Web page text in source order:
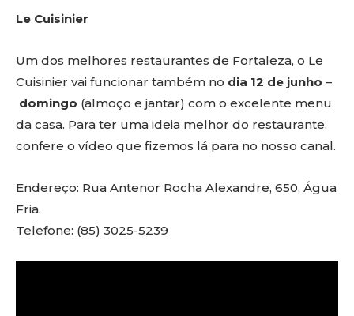
Le Cuisinier
Um dos melhores restaurantes de Fortaleza, o Le
Cuisinier vai funcionar também no dia 12 de junho –
domingo (almoço e jantar) com o excelente menu
da casa. Para ter uma ideia melhor do restaurante,
confere o vídeo que fizemos lá para no nosso canal.
Endereço: Rua Antenor Rocha Alexandre, 650, Água
Fria.
Telefone: (85) 3025-5239